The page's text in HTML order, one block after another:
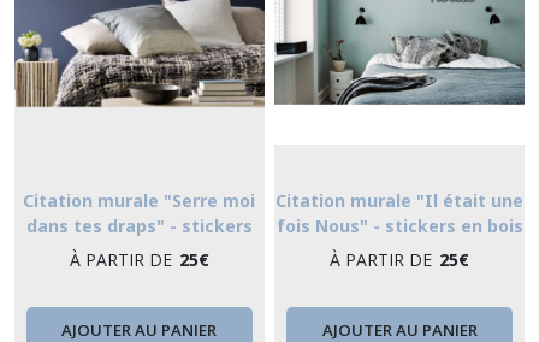
Citation murale "Serre moi
dans tes draps" - stickers
À PARTIR DE 25€
AJOUTER AU PANIER
Citation murale "Il était une
fois Nous" - stickers en bois
À PARTIR DE 25€
AJOUTER AU PANIER